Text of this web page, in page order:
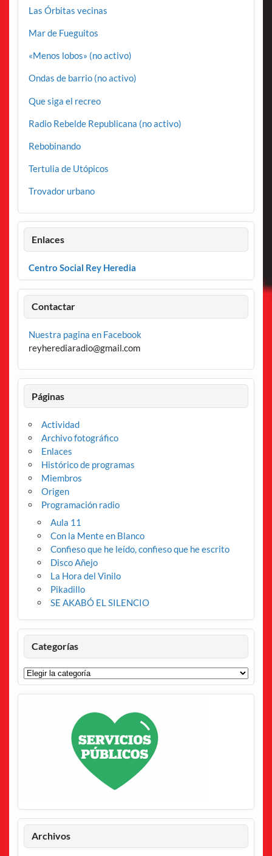
Las Órbitas vecinas
Mar de Fueguitos
«Menos lobos» (no activo)
Ondas de barrio (no activo)
Que siga el recreo
Radio Rebelde Republicana (no activo)
Rebobinando
Tertulia de Utópicos
Trovador urbano
Enlaces
Centro Social Rey Heredia
Contactar
Nuestra pagina en Facebook
reyherediaradio@gmail.com
Páginas
Actividad
Archivo fotográfico
Enlaces
Histórico de programas
Miembros
Origen
Programación radio
Aula 11
Con la Mente en Blanco
Confieso que he leído, confieso que he escrito
Disco Añejo
La Hora del Vinilo
Pikadillo
SE AKABÓ EL SILENCIO
Categorías
Categorías
Archivos